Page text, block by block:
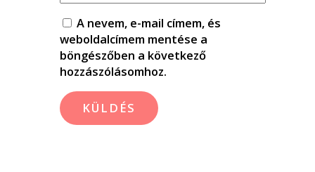
A nevem, e-mail címem, és
weboldalcímem mentése a
böngészőben a következő
hozzászólásomhoz.